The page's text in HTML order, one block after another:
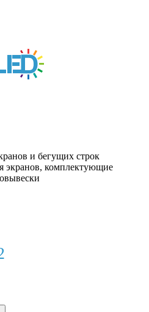
и бегущих строк
экранов, комплектующие